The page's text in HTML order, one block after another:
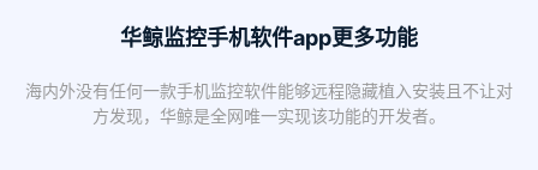
华鲸监控手机软件app更多功能
海内外没有任何一款手机监控软件能够远程隐藏植入安装且不让对
方发现，华鲸是全网唯一实现该功能的开发者。